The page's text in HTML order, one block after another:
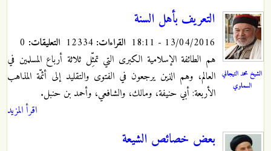
الشيخ محمد التيجاني
السماوي
التعريف بأهل السنة
13/04/2016 - 18:11 القراءات: التعليقات:
هم الطائفة الإسلامية الكبرى التي تمثِّل ثلاثة أرباع المسلمين في
العالم، وهم الذين يرجعون في الفتوى والتقليد إلى أئمّة المذاهب
الأربعة: أبي حنيفة، ومالك، والشافعي، وأحمد بن حنبل.
اقرأ المزيد
بعض خصائص الشيعة